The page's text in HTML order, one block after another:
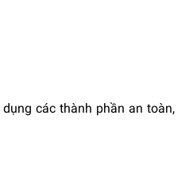
các thành phần an toàn,